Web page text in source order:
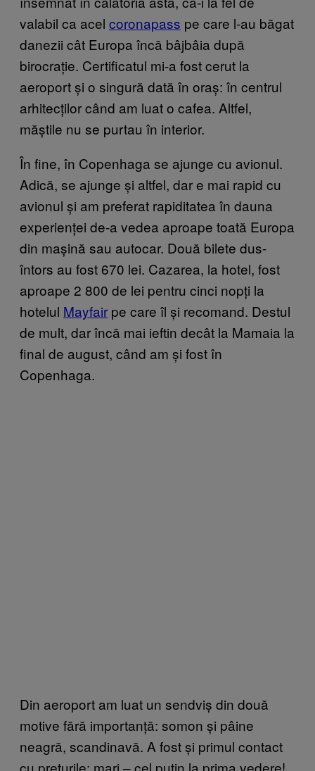
valabil ca acel coronapass pe care l-au băgat
danezii cât Europa încă bâjbâia după
birocrație. Certificatul mi-a fost cerut la
aeroport și o singură dată în oraș: în centrul
arhitecților când am luat o cafea. Altfel,
măștile nu se purtau în interior.
În fine, în Copenhaga se ajunge cu avionul.
Adică, se ajunge și altfel, dar e mai rapid cu
avionul și am preferat rapiditatea în dauna
experienței de-a vedea aproape toată Europa
din mașină sau autocar. Două bilete dus-
întors au fost 670 lei. Cazarea, la hotel, fost
aproape 2 800 de lei pentru cinci nopți la
hotelul Mayfair pe care îl și recomand. Destul
de mult, dar încă mai ieftin decât la Mamaia la
final de august, când am și fost în
Copenhaga.
Din aeroport am luat un sendviș din două
motive fără importanță: somon și pâine
neagră, scandinavă. A fost și primul contact
cu prețurile: mari – cel puțin la prima vedere!